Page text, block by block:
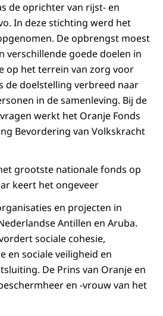
de oprichter van rijst- en
In deze stichting werd het
De opbrengst moest
verschillende goede doelen in
op het terrein van zorg voor
de doelstelling verbreed naar
in de samenleving. Bij de
werkt het Oranje Fonds
Bevordering van Volkskracht
grootste nationale fonds op
keert het ongeveer
en projecten in
Antillen en Aruba.
sociale cohesie,
en sociale veiligheid en
De Prins van Oranje en
en -vrouw van het